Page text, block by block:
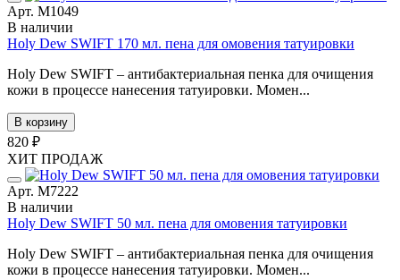
Арт. М1049
В наличии
Holy Dew SWIFT 170 мл. пена для омовения татуировки
Holy Dew SWIFT – антибактериальная пенка для очищения
кожи в процессе нанесения татуировки. Момен...
В корзину
820 ₽
ХИТ ПРОДАЖ
Арт. М7222
В наличии
Holy Dew SWIFT 50 мл. пена для омовения татуировки
Holy Dew SWIFT – антибактериальная пенка для очищения
кожи в процессе нанесения татуировки. Момен...